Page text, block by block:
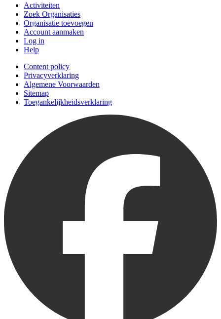
Activiteiten
Zoek Organisaties
Organisatie toevoegen
Account aanmaken
Log in
Help
Content policy
Privacyverklaring
Algemene Voorwaarden
Sitemap
Toegankelijkheidsverklaring